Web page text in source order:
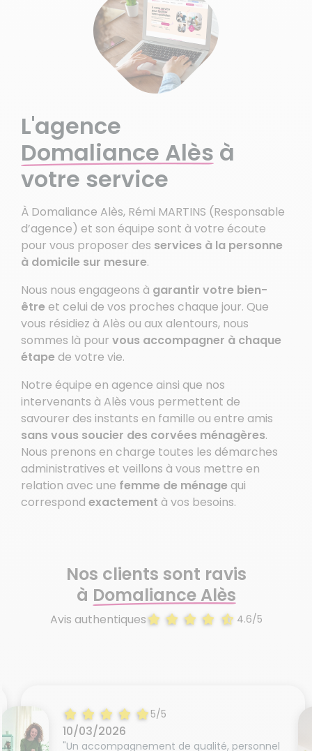
L'agence
Domaliance Alès à
votre service
À Domaliance Alès, Rémi MARTINS (Responsable
d’agence) et son équipe sont à votre écoute
pour vous proposer des services à la personne
à domicile sur mesure.
Nous nous engageons à garantir votre bien-
être et celui de vos proches chaque jour. Que
vous résidiez à Alès ou aux alentours, nous
sommes là pour vous accompagner à chaque
étape de votre vie.
Notre équipe en agence ainsi que nos
intervenants à Alès vous permettent de
savourer des instants en famille ou entre amis
sans vous soucier des corvées ménagères.
Nous prenons en charge toutes les démarches
administratives et veillons à vous mettre en
relation avec une femme de ménage qui
correspond exactement à vos besoins.
Nos clients sont ravis
à Domaliance Alès
Avis authentiques 4.6/5
5/5
10/03/2026
"Un accompagnement de qualité, personnel